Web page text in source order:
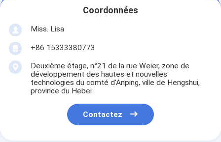
Coordonnées
Miss. Lisa
+86 15333380773
Deuxième étage, n°21 de la rue Weier, zone de
développement des hautes et nouvelles
technologies du comté d'Anping, ville de Hengshui,
province du Hebei
Contactez